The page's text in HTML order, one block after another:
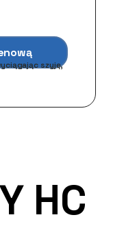
szyję,
HC